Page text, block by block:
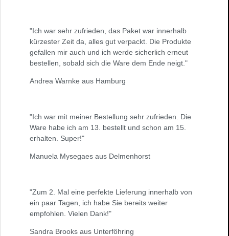
"Ich war sehr zufrieden, das Paket war innerhalb
kürzester Zeit da, alles gut verpackt. Die Produkte
gefallen mir auch und ich werde sicherlich erneut
bestellen, sobald sich die Ware dem Ende neigt."
Andrea Warnke aus Hamburg
"Ich war mit meiner Bestellung sehr zufrieden. Die
Ware habe ich am 13. bestellt und schon am 15.
erhalten. Super!"
Manuela Mysegaes aus Delmenhorst
"Zum 2. Mal eine perfekte Lieferung innerhalb von
ein paar Tagen, ich habe Sie bereits weiter
empfohlen. Vielen Dank!"
Sandra Brooks aus Unterföhring